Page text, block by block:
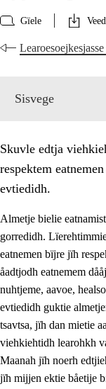
Gïele
Sisvege
1.
1.1
1.2 Identiteete
1.3 Laejhtehks
Skuvle edtja
respektem
evtiedidh.
Almetje bielie
gorredidh.
eatnemen bïjre jïh
åadtjodh eatnemem
nuhtjeme, aavoe,
evtiedidh guktie
tsavtsa, jïh dan mietie
viehkiehtidh learohkh
Maanah jïh noerh
jïh mijjen ektie båetije